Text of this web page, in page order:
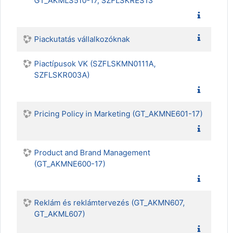
Piackutatás vállalkozóknak
Piactípusok VK (SZFLSKMN0111A,
SZFLSKR003A)
Pricing Policy in Marketing (GT_AKMNE601-17)
Product and Brand Management
(GT_AKMNE600-17)
Reklám és reklámtervezés (GT_AKMN607,
GT_AKML607)